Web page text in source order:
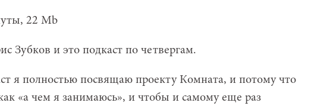
22 Mb
Зубков и это подкаст по четвергам.
я полностью посвящаю проекту Комната, и потому что
«а чем я занимаюсь», и чтобы и самому еще раз